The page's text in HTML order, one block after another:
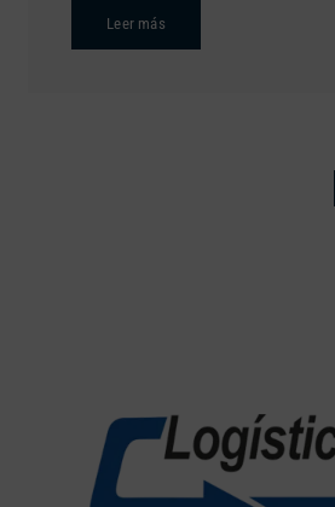
Leer más